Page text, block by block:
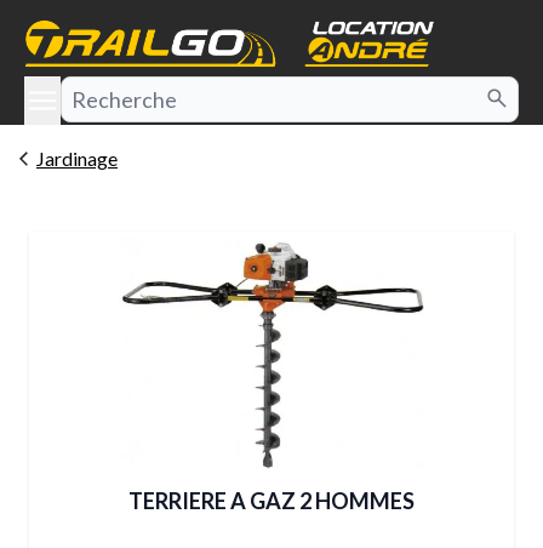
menu
Jardinage
TERRIERE A GAZ 2 HOMMES